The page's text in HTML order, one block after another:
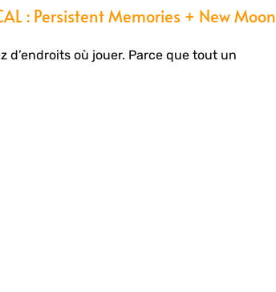
: Persistent Memories + New Moon
d’endroits où jouer. Parce que tout un